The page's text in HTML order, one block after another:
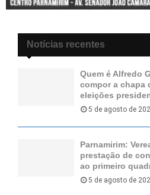
Notícias recentes
Quem é Alfredo
compor a chapa
eleições
5 de agosto de
Parnamirim:
prestação de
ao primeiro
5 de agosto de